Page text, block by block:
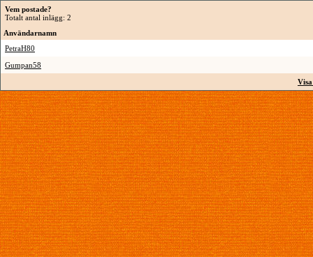
Vem postade?
Totalt antal inlägg: 2
Användarnamn
PetraH80
Gumpan58